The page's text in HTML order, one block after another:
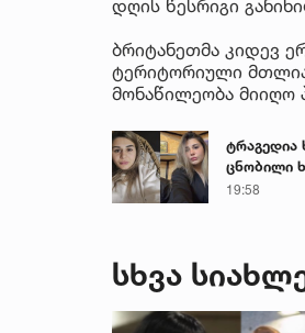
დღის წესრიგი
ბრიტანეთმა კიდევ
ტერიტორიული
მონაწილეობა მიიღო
ტრაგედია
ცნობილი
დაღუპული
19:58
სხვა